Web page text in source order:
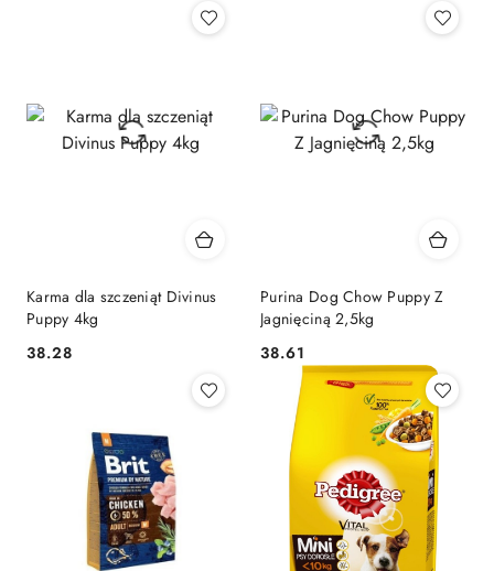
Karma dla szczeniąt Divinus
Puppy 4kg
Cena:
38.28
Purina Dog Chow Puppy Z
Jagnięciną 2,5kg
Cena:
38.61